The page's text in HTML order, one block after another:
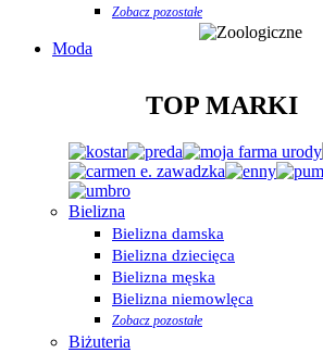
Zobacz pozostałe
Moda
TOP MARKI
Bielizna
Bielizna damska
Bielizna dziecięca
Bielizna męska
Bielizna niemowlęca
Zobacz pozostałe
Biżuteria